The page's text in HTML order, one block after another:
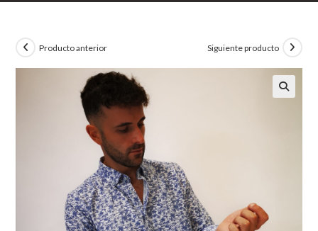
Producto anterior Siguiente producto